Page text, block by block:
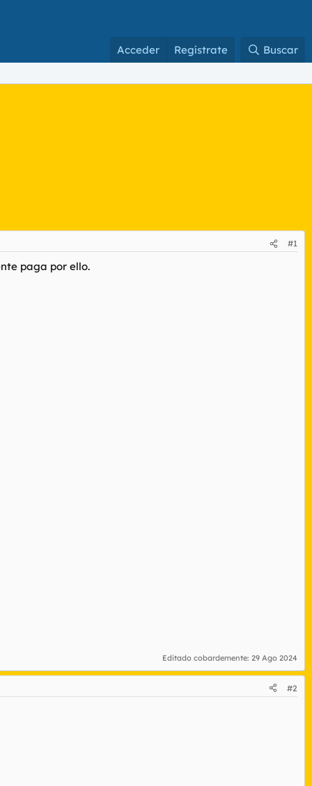
Acceder Regístrate Buscar
#1
paga por ello.
Editado cobardemente: 29 Ago 2024
#2